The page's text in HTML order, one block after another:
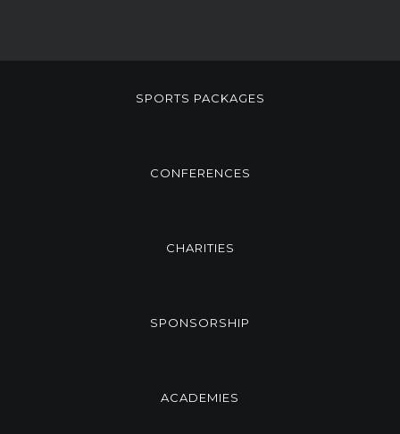
SPORTS PACKAGES
CONFERENCES
CHARITIES
SPONSORSHIP
ACADEMIES